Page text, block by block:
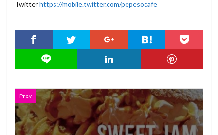
Twitterhttps://mobile.twitter.com/pepesocafe
Prev